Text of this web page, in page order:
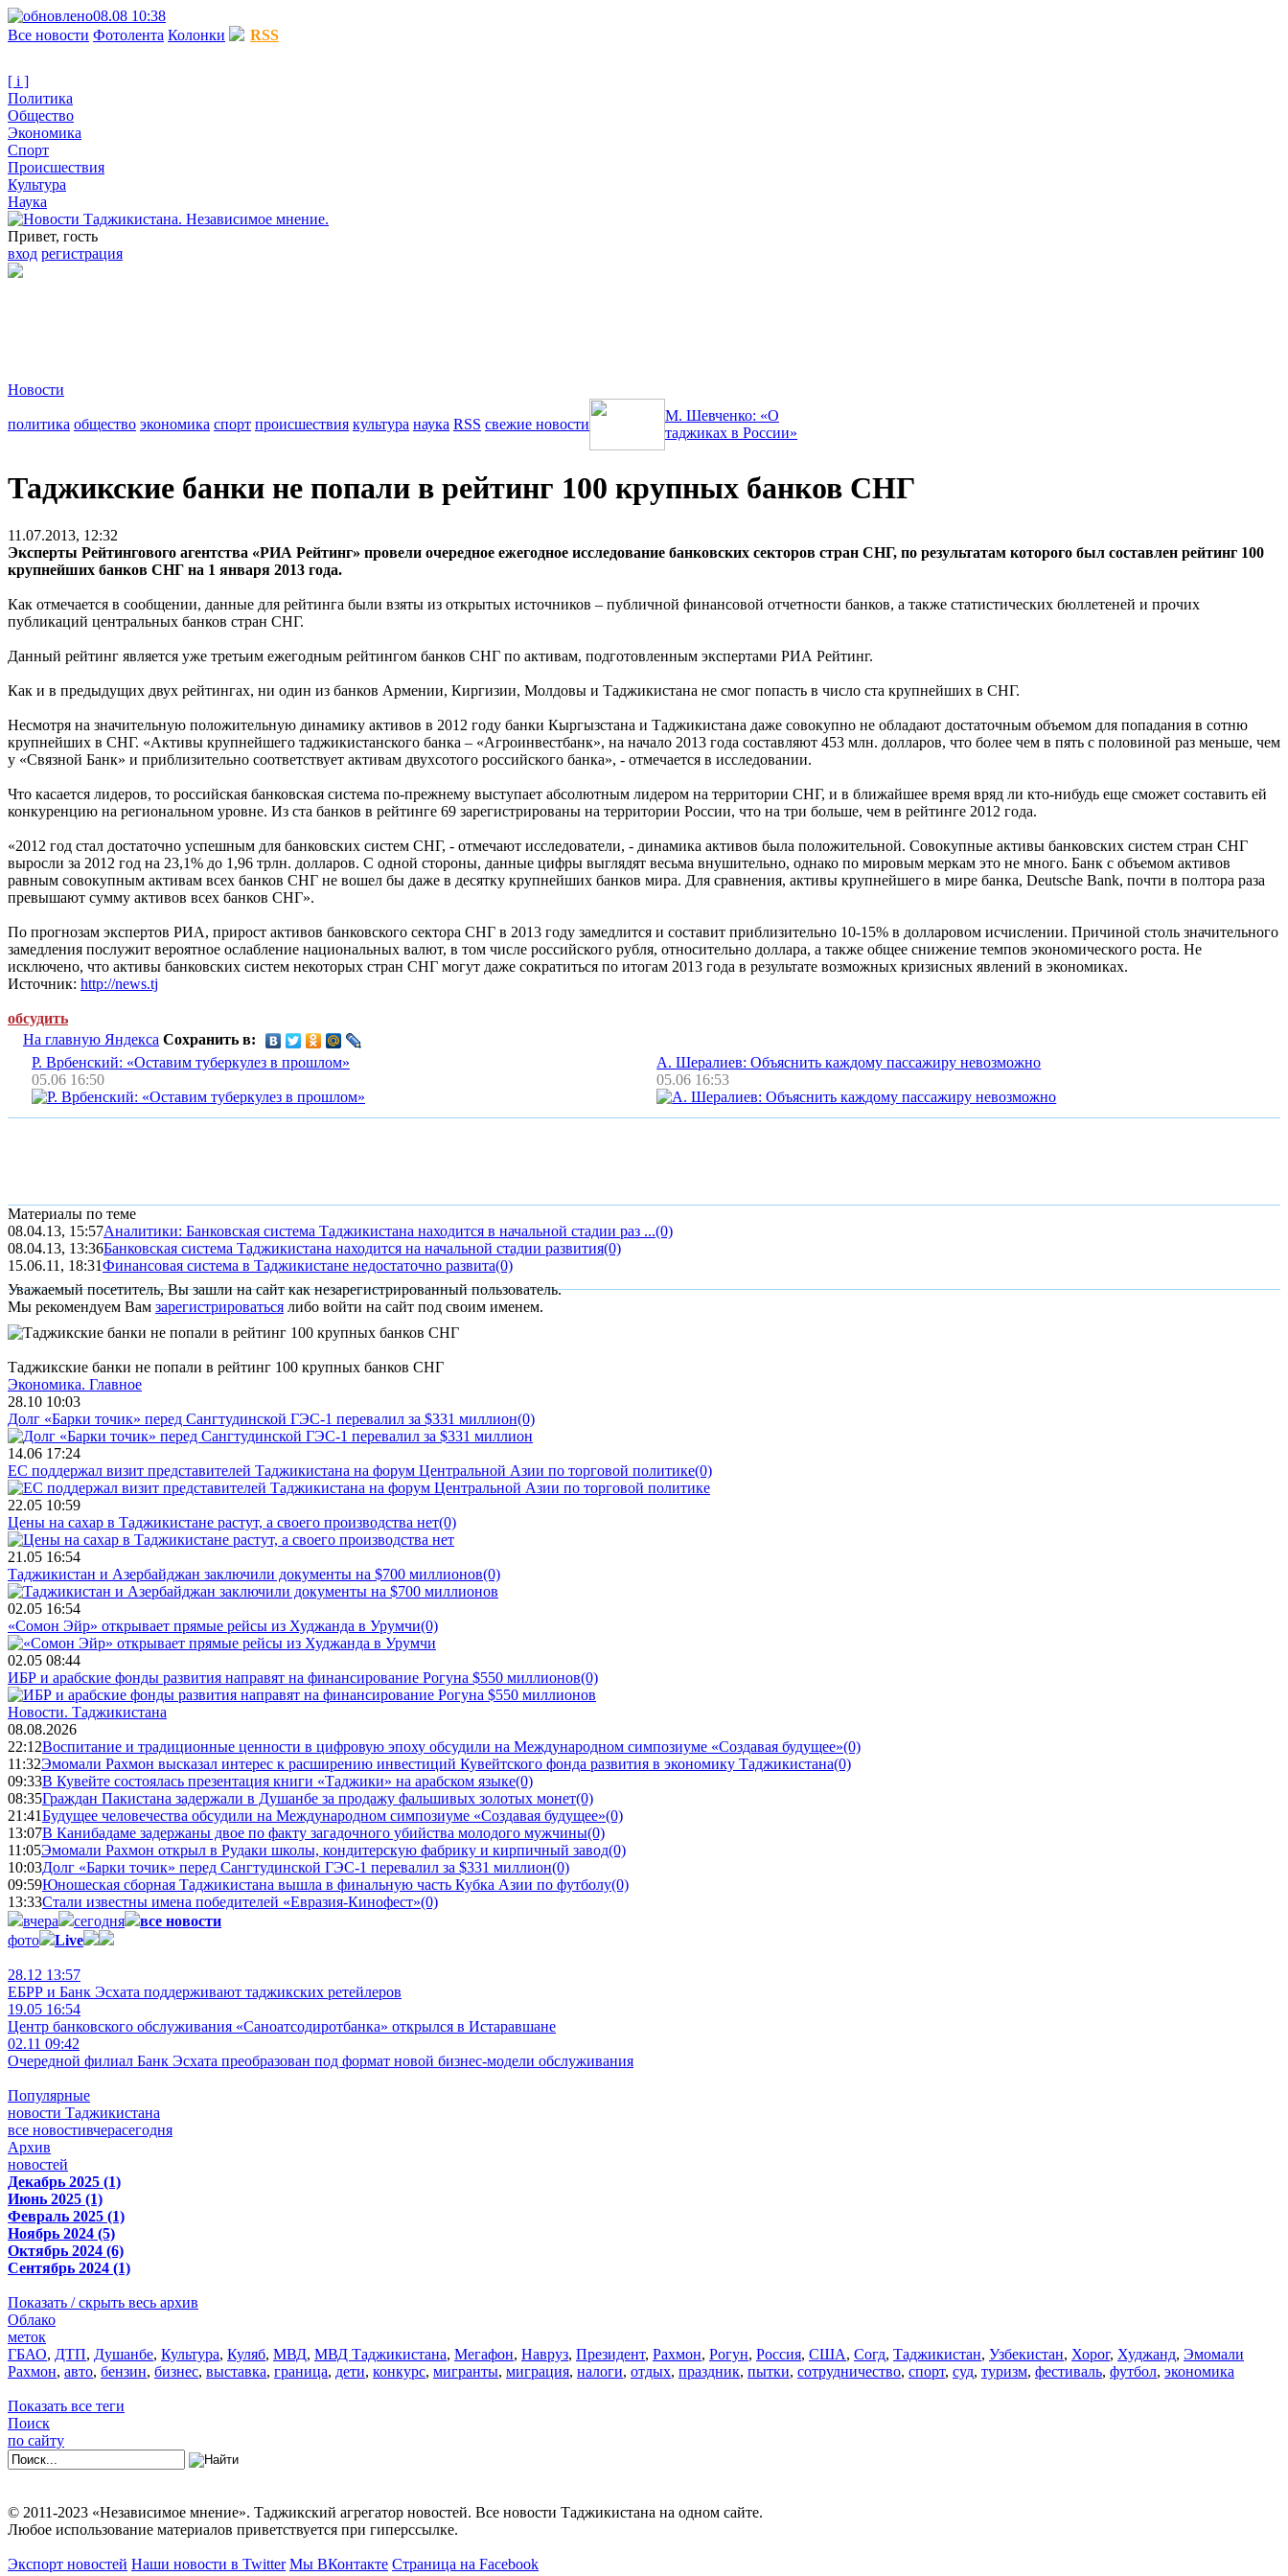
08.08 10:38
Все новости Фотолента Колонки RSS
[ i ]
Политика
Общество
Экономика
Спорт
Происшествия
Культура
Наука
Привет, гость
вход регистрация
Новости
политика общество экономика спорт происшествия культура наука RSS свежие новости
М. Шевченко: «О
таджиках в России»
Таджикские банки не попали в рейтинг 100 крупных банков СНГ
11.07.2013, 12:32
Эксперты Рейтингового агентства «РИА Рейтинг» провели очередное ежегодное исследование банковских секторов стран СНГ, по результатам которого был составлен рейтинг 100
крупнейших банков СНГ на 1 января 2013 года.
Как отмечается в сообщении, данные для рейтинга были взяты из открытых источников – публичной финансовой отчетности банков, а также статистических бюллетеней и прочих
публикаций центральных банков стран СНГ.
Данный рейтинг является уже третьим ежегодным рейтингом банков СНГ по активам, подготовленным экспертами РИА Рейтинг.
Как и в предыдущих двух рейтингах, ни один из банков Армении, Киргизии, Молдовы и Таджикистана не смог попасть в число ста крупнейших в СНГ.
Несмотря на значительную положительную динамику активов в 2012 году банки Кыргызстана и Таджикистана даже совокупно не обладают достаточным объемом для попадания в сотню
крупнейших в СНГ. «Активы крупнейшего таджикистанского банка – «Агроинвестбанк», на начало 2013 года составляют 453 млн. долларов, что более чем в пять с половиной раз меньше, чем
у «Связной Банк» и приблизительно соответствует активам двухсотого российского банка», - отмечается в исследовании.
Что касается лидеров, то российская банковская система по-прежнему выступает абсолютным лидером на территории СНГ, и в ближайшее время вряд ли кто-нибудь еще сможет составить ей
конкуренцию на региональном уровне. Из ста банков в рейтинге 69 зарегистрированы на территории России, что на три больше, чем в рейтинге 2012 года.
«2012 год стал достаточно успешным для банковских систем СНГ, - отмечают исследователи, - динамика активов была положительной. Совокупные активы банковских систем стран СНГ
выросли за 2012 год на 23,1% до 1,96 трлн. долларов. С одной стороны, данные цифры выглядят весьма внушительно, однако по мировым меркам это не много. Банк с объемом активов
равным совокупным активам всех банков СНГ не вошел бы даже в десятку крупнейших банков мира. Для сравнения, активы крупнейшего в мире банка, Deutsche Bank, почти в полтора раза
превышают сумму активов всех банков СНГ».
По прогнозам экспертов РИА, прирост активов банковского сектора СНГ в 2013 году замедлится и составит приблизительно 10-15% в долларовом исчислении. Причиной столь значительного
замедления послужит вероятное ослабление национальных валют, в том числе российского рубля, относительно доллара, а также общее снижение темпов экономического роста. Не
исключено, что активы банковских систем некоторых стран СНГ могут даже сократиться по итогам 2013 года в результате возможных кризисных явлений в экономиках.
Источник: http://news.tj
обсудить
На главную Яндекса Сохранить в:
Р. Врбенский: «Оставим туберкулез в прошлом»
05.06 16:50
А. Шералиев: Объяснить каждому пассажиру невозможно
05.06 16:53
Материалы по теме
08.04.13, 15:57Аналитики: Банковская система Таджикистана находится в начальной стадии раз ...(0)
08.04.13, 13:36Банковская система Таджикистана находится на начальной стадии развития(0)
15.06.11, 18:31Финансовая система в Таджикистане недостаточно развита(0)
Уважаемый посетитель, Вы зашли на сайт как незарегистрированный пользователь.
Мы рекомендуем Вам зарегистрироваться либо войти на сайт под своим именем.
Таджикские банки не попали в рейтинг 100 крупных банков СНГ
Экономика. Главное
28.10 10:03
Долг «Барки точик» перед Сангтудинской ГЭС-1 перевалил за $331 миллион(0)
14.06 17:24
ЕС поддержал визит представителей Таджикистана на форум Центральной Азии по торговой политике(0)
22.05 10:59
Цены на сахар в Таджикистане растут, а своего производства нет(0)
21.05 16:54
Таджикистан и Азербайджан заключили документы на $700 миллионов(0)
02.05 16:54
«Сомон Эйр» открывает прямые рейсы из Худжанда в Урумчи(0)
02.05 08:44
ИБР и арабские фонды развития направят на финансирование Рогуна $550 миллионов(0)
Новости. Таджикистана
08.08.2026
22:12Воспитание и традиционные ценности в цифровую эпоху обсудили на Международном симпозиуме «Создавая будущее»(0)
11:32Эмомали Рахмон высказал интерес к расширению инвестиций Кувейтского фонда развития в экономику Таджикистана(0)
09:33В Кувейте состоялась презентация книги «Таджики» на арабском языке(0)
08:35Граждан Пакистана задержали в Душанбе за продажу фальшивых золотых монет(0)
21:41Будущее человечества обсудили на Международном симпозиуме «Создавая будущее»(0)
13:07В Канибадаме задержаны двое по факту загадочного убийства молодого мужчины(0)
11:05Эмомали Рахмон открыл в Рудаки школы, кондитерскую фабрику и кирпичный завод(0)
10:03Долг «Барки точик» перед Сангтудинской ГЭС-1 перевалил за $331 миллион(0)
09:59Юношеская сборная Таджикистана вышла в финальную часть Кубка Азии по футболу(0)
13:33Стали известны имена победителей «Евразия-Кинофест»(0)
вчера
сегодня
все новости
фото
Live
28.12 13:57
ЕБРР и Банк Эсхата поддерживают таджикских ретейлеров
19.05 16:54
Центр банковского обслуживания «Саноатсодиротбанка» открылся в Истаравшане
02.11 09:42
Очередной филиал Банк Эсхата преобразован под формат новой бизнес-модели обслуживания
Популярные
новости Таджикистана
все новостивчерасегодня
Архив
новостей
Декабрь 2025 (1)
Июнь 2025 (1)
Февраль 2025 (1)
Ноябрь 2024 (5)
Октябрь 2024 (6)
Сентябрь 2024 (1)
Показать / скрыть весь архив
Облако
меток
ГБАО, ДТП, Душанбе, Культура, Куляб, МВД, МВД Таджикистана, Мегафон, Навруз, Президент, Рахмон, Рогун, Россия, США, Согд, Таджикистан, Узбекистан, Хорог, Худжанд, Эмомали
Рахмон, авто, бензин, бизнес, выставка, граница, дети, конкурс, мигранты, миграция, налоги, отдых, праздник, пытки, сотрудничество, спорт, суд, туризм, фестиваль, футбол, экономика
Показать все теги
Поиск
по сайту
© 2011-2023 «Независимое мнение». Таджикский агрегатор новостей. Все новости Таджикистана на одном сайте.
Любое использование материалов приветствуется при гиперссылке.
Экспорт новостей Наши новости в Twitter Мы ВКонтакте Страница на Facebook